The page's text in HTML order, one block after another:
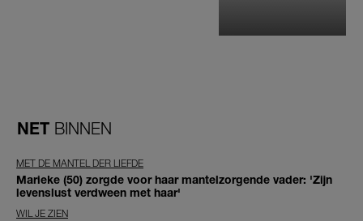
NET BINNEN
MET DE MANTEL DER LIEFDE
Marieke (50) zorgde voor haar mantelzorgende vader: 'Zijn
levenslust verdween met haar'
WIL JE ZIEN